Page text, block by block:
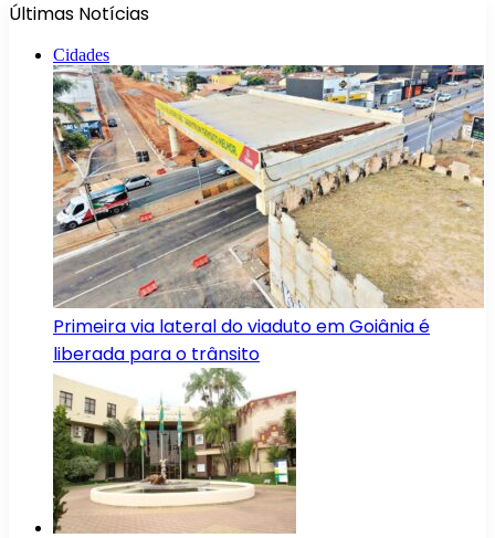
Últimas Notícias
Cidades
Primeira via lateral do viaduto em Goiânia é
liberada para o trânsito